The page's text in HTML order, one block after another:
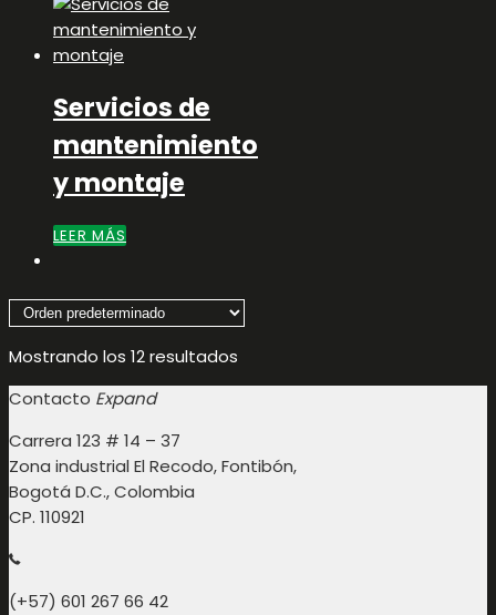
Servicios de
mantenimiento
y montaje
LEER MÁS
Mostrando los 12 resultados
Contacto Expand
Carrera 123 # 14 – 37
Zona industrial El Recodo, Fontibón,
Bogotá D.C., Colombia
CP. 110921
(+57) 601 267 66 42